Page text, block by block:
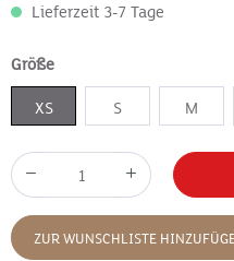
Lieferzeit 3-7 Tage
Größe
XS S M
ZUR WUNSCHLISTE